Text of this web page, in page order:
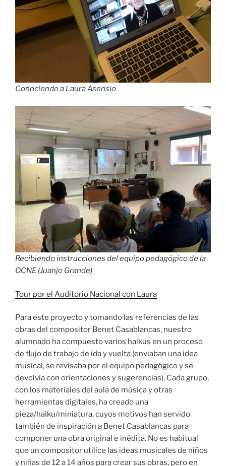
Conociendo a Laura Asensio
Recibiendo instrucciones del equipo pedagógico de la
OCNE (Juanjo Grande)
Tour por el Auditorio Nacional con Laura
Para este proyecto y tomando las referencias de las
obras del compositor Benet Casablancas, nuestro
alumnado ha compuesto varios haikus en un proceso
de flujo de trabajo de ida y vuelta (enviaban una idea
musical, se revisaba por el equipo pedagógico y se
devolvía con orientaciones y sugerencias). Cada grupo,
con los materiales del aula de música y otras
herramientas digitales, ha creado una
pieza/haiku/miniatura, cuyos motivos han servido
también de inspiración a Benet Casablancas para
componer una obra original e inédita. No es habitual
que un compositor utilice las ideas musicales de niños
y niñas de 12 a 14 años para crear sus obras, pero en